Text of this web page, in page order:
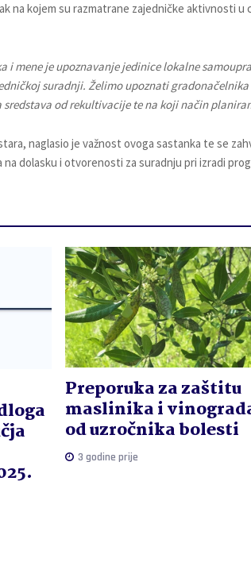
na kojem su razmatrane zajedničke aktivnosti
i mene je upoznavanje jedinice lokalne
suradnji. Želimo upoznati
sredstava od rekultivacije te na koji način
naglasio je važnost ovoga sastanka te se
dolasku i otvorenosti za suradnju pri izradi
Preporuka za zaštitu
maslinika i
od uzročnika bolesti
3 godine prije